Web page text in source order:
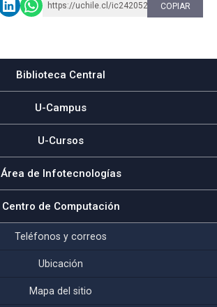
https://uchile.cl/ic242052 COPIAR
Biblioteca Central
U-Campus
U-Cursos
Área de Infotecnologías
Centro de Computación
Teléfonos y correos
Ubicación
Mapa del sitio